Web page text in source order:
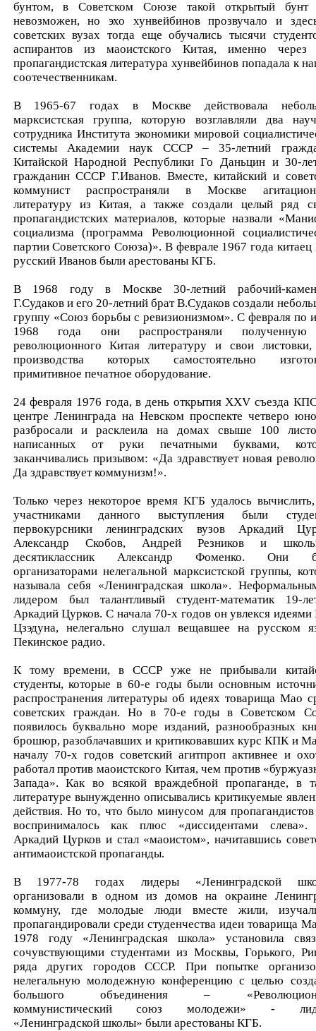
бунтом, в Советском Союзе такой открытый бунт
невозможен, но эхо хунвейбинов прозвучало и
советских вузах тогда еще обучались тысячи
аспирантов из маоистского Китая, именно через
пропагандистская литература хунвейбинов попадала к
соотечественникам.
В 1965-67 годах в Москве действовала
марксистская группа, которую возглавляли два
сотрудника Института экономики мировой
системы Академии наук СССР – 35-летний
Китайской Народной Республики Го Даньцин и 30-
гражданин СССР Г.Иванов. Вместе, китайский и
коммунист распространяли в Москве
литературу из Китая, а также создали целый ряд
пропагандистских материалов, которые назвали
социализма (программа Революционной
партии Советского Союза)». В феврале 1967 года китаец
русский Иванов были арестованы КГБ.
В 1968 году в Москве 30-летний рабочий-
Г.Судаков и его 20-летний брат В.Судаков создали
группу «Союз борьбы с ревизионизмом». С февраля по
1968 года они распространяли
революционного Китая литературу и свои
производства которых самостоятельно
примитивное печатное оборудование.
24 февраля 1976 года, в день открытия XXV съезда
центре Ленинграда на Невском проспекте четверо
разбросали и расклеила на домах свыше 100
написанных от руки печатными буквами,
заканчивались призывом: «Да здравствует новая
Да здравствует коммунизм!».
Только через некоторое время КГБ удалось
участниками данного выступления были
первокурсники ленинградских вузов Аркадий
Александр Скобов, Андрей Резников и
десятиклассник Александр Фоменко. Они
организаторами нелегальной марксистской группы,
называла себя «Ленинградская школа».
лидером был талантливый студент-математик 19-
Аркадий Цурков. С начала 70-х годов он увлекся
Цзэдуна, нелегально слушал вещавшее на русском
Пекинское радио.
К тому времени, в СССР уже не прибывали
студенты, которые в 60-е годы были основным
распространения литературы об идеях товарища Мао
советских граждан. Но в 70-е годы в Советском
появилось буквально море изданий, разнообразных
брошюр, разоблачавших и критиковавших курс КПК и
началу 70-х годов советский агитпроп активнее и
работал против маоистского Китая, чем против
Запада». Как во всякой враждебной пропаганде, в
литературе вынужденно описывались критикуемые
действия. Но то, что было минусом для
воспринималось как плюс «диссидентами слева».
Аркадий Цурков и стал «маоистом», начитавшись
антимаоистской пропаганды.
В 1977-78 годах лидеры «Ленинградской
организовали в одном из домов на окраине
коммуну, где молодые люди вместе жили,
пропагандировали среди студенчества идеи товарища
1978 году «Ленинградская школа» установила
сочувствующими студентами из Москвы, Горького,
ряда других городов СССР. При попытке
нелегальную молодежную конференцию с целью
большого объединения –
коммунистический союз молодежи» -
«Ленинградской школы» были арестованы КГБ.